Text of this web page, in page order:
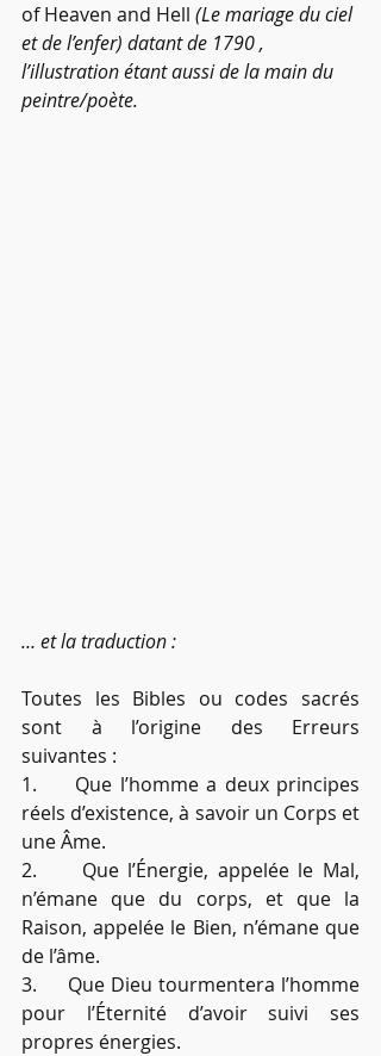
of Heaven and Hell (Le mariage du ciel
et de l’enfer) datant de 1790 ,
l’illustration étant aussi de la main du
peintre/poète.
… et la traduction :
Toutes les Bibles ou codes sacrés
sont à l’origine des Erreurs
suivantes :
1.     Que l’homme a deux principes
réels d’existence, à savoir un Corps et
une Âme.
2.     Que l’Énergie, appelée le Mal,
n’émane que du corps, et que la
Raison, appelée le Bien, n’émane que
de l’âme.
3.     Que Dieu tourmentera l’homme
pour l’Éternité d’avoir suivi ses
propres énergies.